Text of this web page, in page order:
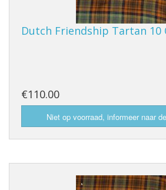
Dutch Friendship Tartan 10
€110.00